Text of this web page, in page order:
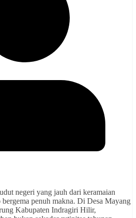
negeri yang jauh dari keramaian
penuh makna. Di Desa Mayang
Kabupaten Indragiri Hilir,